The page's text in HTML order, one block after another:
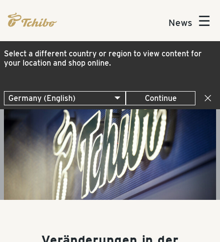
News ☰
Select a different country or region to view content for
your location and shop online.
Continue